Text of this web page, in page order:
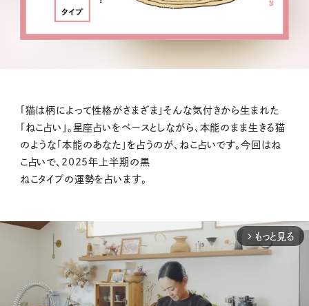
「猫は柄によって性格がさまざま」そんな気付きから生まれた
「ねこ占い」。星座占いをベースとしながら、本能のまま生きる猫
のような「本能のあなた」を占うのが、ねこ占いです。今回はね
こ占いで、2025年上半期の黒
ねこタイプの運勢を占います。
arrow_forward_ios もっと見る